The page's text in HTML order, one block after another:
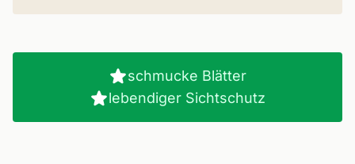
schmucke Blätter
lebendiger Sichtschutz